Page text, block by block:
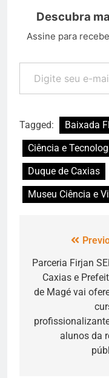
Descubra
Assine para
Tagged:
Baixada
Ciência e
Duque de Caxias
Museu Ciência e
Parceria Firjan
Caxias e
de Magé vai
alunos da